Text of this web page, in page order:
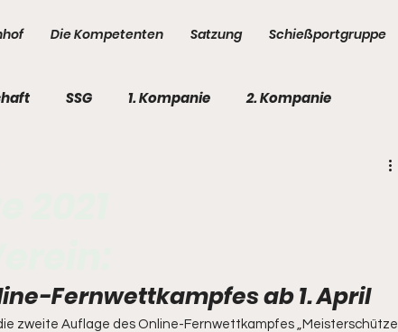
Die Kompetenten Satzung Schießportgruppe
SSG 1. Kompanie 2. Kompanie
Fernwettkampfes ab 1. April
zweite Auflage des Online-Fernwettkampfes „Meisterschütze